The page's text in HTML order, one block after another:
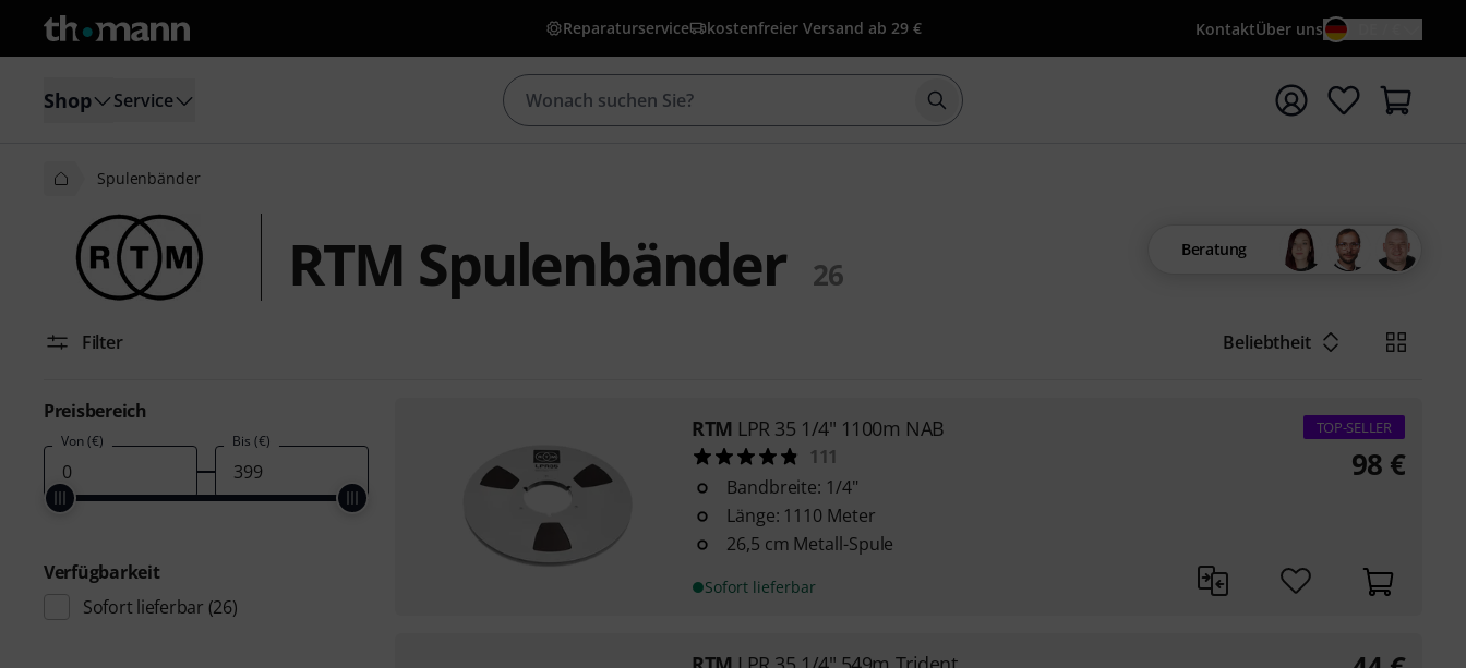
Reparaturservice kostenfreier Versand ab 29 € KontaktÜber uns
Shop Service Suche mit Suchwort {searchTerm} starten
Spulenbänder
RTM Spulenbänder 26
Beratung
Filter Beliebtheit
Preisbereich
Von (€) Bis (€)
Verfügbarkeit
Sofort lieferbar (26)
RTM LPR 35 1/4" 1100m NAB
111
Bandbreite: 1/4"
Länge: 1110 Meter
26,5 cm Metall-Spule
Sofort lieferbar
TOP-SELLER
98 €